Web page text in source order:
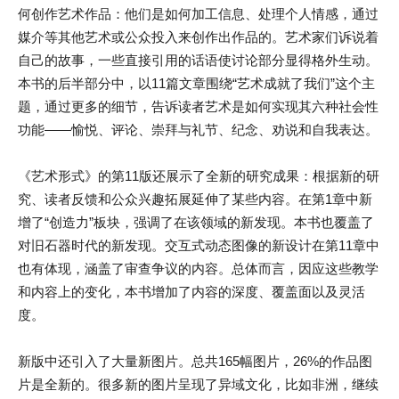
何创作艺术作品：他们是如何加工信息、处理个人情感，通过
媒介等其他艺术或公众投入来创作出作品的。艺术家们诉说着
自己的故事，一些直接引用的话语使讨论部分显得格外生动。
本书的后半部分中，以11篇文章围绕“艺术成就了我们”这个主
题，通过更多的细节，告诉读者艺术是如何实现其六种社会性
功能——愉悦、评论、崇拜与礼节、纪念、劝说和自我表达。
《艺术形式》的第11版还展示了全新的研究成果：根据新的研
究、读者反馈和公众兴趣拓展延伸了某些内容。在第1章中新
增了“创造力”板块，强调了在该领域的新发现。本书也覆盖了
对旧石器时代的新发现。交互式动态图像的新设计在第11章中
也有体现，涵盖了审查争议的内容。总体而言，因应这些教学
和内容上的变化，本书增加了内容的深度、覆盖面以及灵活
度。
新版中还引入了大量新图片。总共165幅图片，26%的作品图
片是全新的。很多新的图片呈现了异域文化，比如非洲，继续